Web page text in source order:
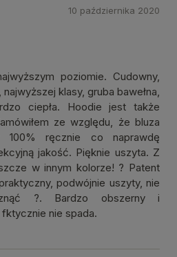
poziomie. Cudowny,
klasy, gruba bawełna,
ciepła. Hoodie jest także
ze względu, że bluza
100% ręcznie co naprawdę
jakość. Pięknie uszyta. Z
w innym kolorze! ? Patent
podwójnie uszyty, nie
?. Bardzo obszerny i
nie spada.
10 października 2020